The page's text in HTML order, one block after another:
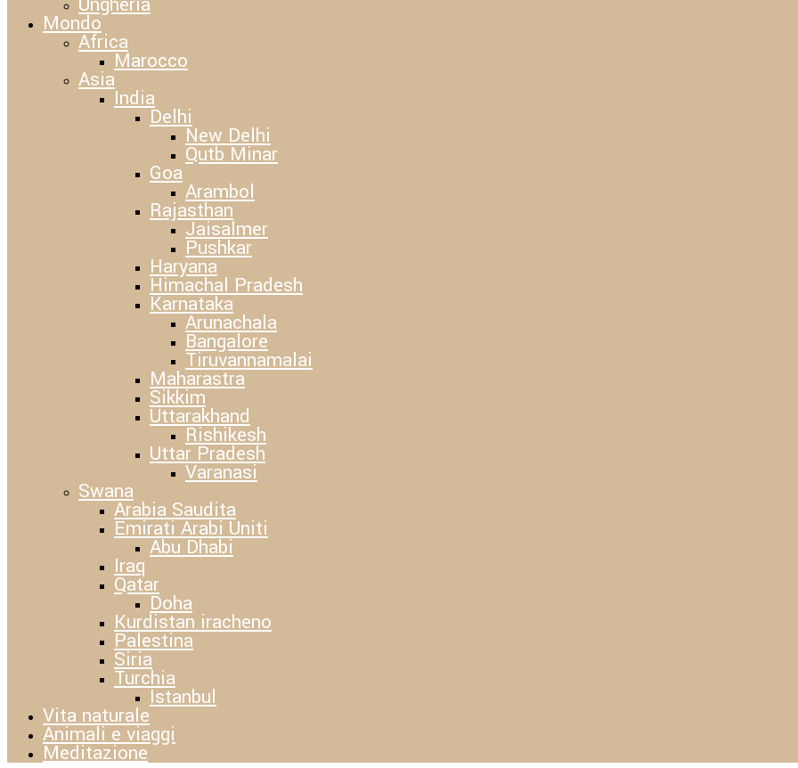
Mondo
Africa
Marocco
Asia
India
Delhi
New Delhi
Qutb Minar
Goa
Arambol
Rajasthan
Jaisalmer
Pushkar
Haryana
Himachal Pradesh
Karnataka
Arunachala
Bangalore
Tiruvannamalai
Maharastra
Sikkim
Uttarakhand
Rishikesh
Uttar Pradesh
Varanasi
Swana
Arabia Saudita
Emirati Arabi Uniti
Abu Dhabi
Iraq
Qatar
Doha
Kurdistan iracheno
Palestina
Siria
Turchia
Istanbul
Vita naturale
Animali e viaggi
Meditazione